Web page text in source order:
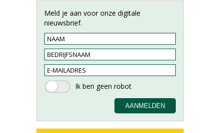
Meld je aan voor onze digitale
nieuwsbrief.